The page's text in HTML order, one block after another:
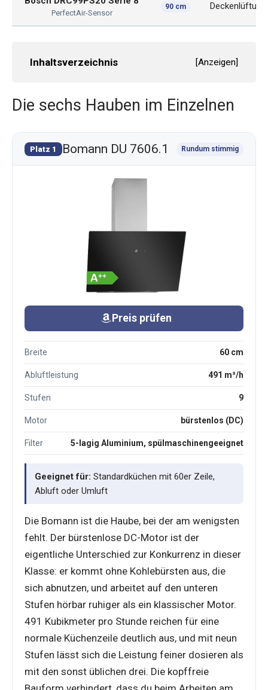
PerfectAir-Sensor
90 cm Deckenlüftung
Inhaltsverzeichnis [Anzeigen]
Die sechs Hauben im Einzelnen
Platz 1 Bomann DU 7606.1 Rundum stimmig
Preis prüfen
Breite 60 cm
Abluftleistung 491 m³/h
Stufen 9
Motor bürstenlos (DC)
Filter 5-lagig Aluminium, spülmaschinengeeignet
Geeignet für: Standardküchen mit 60er Zeile,
Abluft oder Umluft
Die Bomann ist die Haube, bei der am wenigsten
fehlt. Der bürstenlose DC-Motor ist der
eigentliche Unterschied zur Konkurrenz in dieser
Klasse: er kommt ohne Kohlebürsten aus, die
sich abnutzen, und arbeitet auf den unteren
Stufen hörbar ruhiger als ein klassischer Motor.
491 Kubikmeter pro Stunde reichen für eine
normale Küchenzeile deutlich aus, und mit neun
Stufen lässt sich die Leistung feiner dosieren als
mit den sonst üblichen drei. Die kopffreie